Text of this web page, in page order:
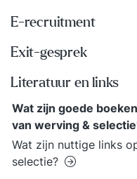
E-recruitment
Exit-gesprek
Literatuur en links
Wat zijn goede
van werving &
Wat zijn nuttige links
selectie?